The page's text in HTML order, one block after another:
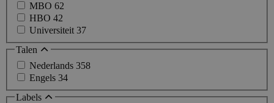
MBO 62
HBO 42
Universiteit 37
Talen
Nederlands 358
Engels 34
Labels